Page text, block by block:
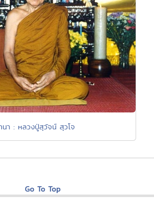
นา : หลวงปู่สุวัจน์ สุวโจ
Go To Top